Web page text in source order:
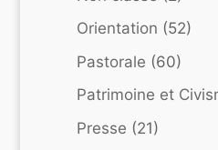
Orientation (52)
Pastorale (60)
Patrimoine et
Presse (21)